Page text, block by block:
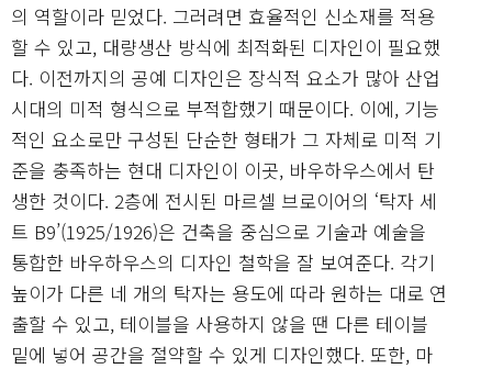
의 역할이라 믿었다. 그러려면 효율적인 신소재를 적용
할 수 있고, 대량생산 방식에 최적화된 디자인이 필요했
다. 이전까지의 공예 디자인은 장식적 요소가 많아 산업
시대의 미적 형식으로 부적합했기 때문이다. 이에, 기능
적인 요소로만 구성된 단순한 형태가 그 자체로 미적 기
준을 충족하는 현대 디자인이 이곳, 바우하우스에서 탄
생한 것이다. 2층에 전시된 마르셀 브로이어의 ‘탁자 세
트 B9’(1925/1926)은 건축을 중심으로 기술과 예술을
통합한 바우하우스의 디자인 철학을 잘 보여준다. 각기
높이가 다른 네 개의 탁자는 용도에 따라 원하는 대로 연
출할 수 있고, 테이블을 사용하지 않을 땐 다른 테이블
밑에 넣어 공간을 절약할 수 있게 디자인했다. 또한, 마